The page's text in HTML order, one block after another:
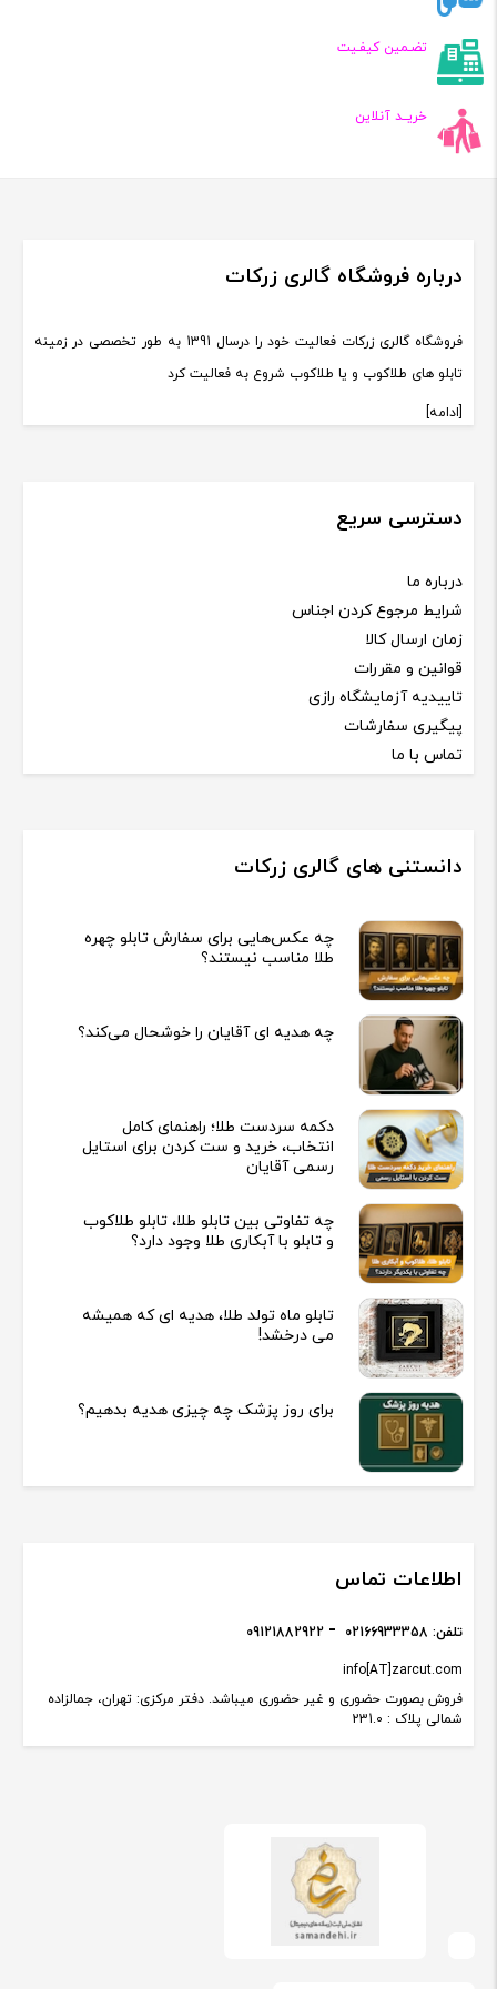
تضـمین کیفـیت
خریــد آنلاین
درباره فروشگاه گالری زرکات
فروشگاه گالری زرکات فعالیت خود را درسال 1391 به طور تخصصی در زمینه
تابلو های طلاکوب و یا طلاکوب شروع به فعالیت کرد
[ادامه]
دسترسی سریع
درباره ما
شرایط مرجوع کردن اجناس
زمان ارسال کالا
قوانین و مقررات
تاییدیه آزمایشگاه رازی
پیگیری سفارشات
تماس با ما
دانستنی های گالری زرکات
چه عکس‌هایی برای سفارش تابلو چهره
طلا مناسب نیستند؟
چه هدیه‌ ای آقایان را خوشحال می‌کند؟
دکمه سردست طلا؛ راهنمای کامل
انتخاب، خرید و ست کردن برای استایل
رسمی آقایان
چه تفاوتی بین تابلو طلا، تابلو طلاکوب
و تابلو با آبکاری طلا وجود دارد؟
تابلو ماه تولد طلا، هدیه ای که همیشه
می درخشد!
برای روز پزشک چه چیزی هدیه بدهیم؟
اطلاعات تماس
فروش بصورت حضوری و غیر حضوری میباشد. دفتر مرکزی: تهران، جمالزاده
شمالی پلاک : 231.0
info[AT]zarcut.com
تلفن: 02166933358
09121882922